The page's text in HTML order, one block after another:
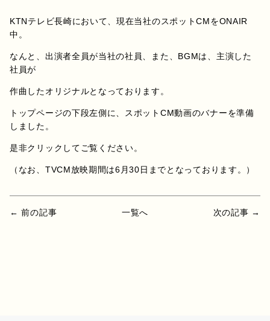
KTNテレビ長崎において、現在当社のスポットCMをONAIR
中。
なんと、出演者全員が当社の社員、また、BGMは、主演した
社員が
作曲したオリジナルとなっております。
トップページの下段左側に、スポットCM動画のバナーを準備
しました。
是非クリックしてご覧ください。
（なお、TVCM放映期間は6月30日までとなっております。）
← 前の記事 一覧へ 次の記事 →